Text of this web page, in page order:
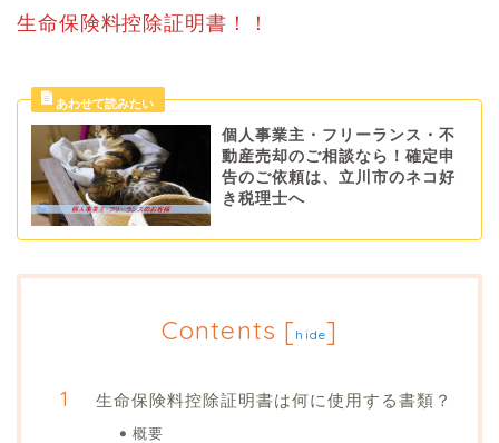
生命保険料控除証明書！！
個人事業主・フリーランス・不
動産売却のご相談なら！確定申
告のご依頼は、立川市のネコ好
き税理士へ
Contents [hide]
生命保険料控除証明書は何に使用する書類？
概要